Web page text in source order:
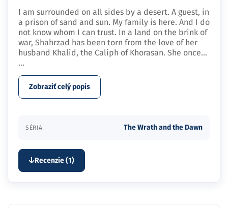
I am surrounded on all sides by a desert. A guest, in
a prison of sand and sun. My family is here. And I do
not know whom I can trust. In a land on the brink of
war, Shahrzad has been torn from the love of her
husband Khalid, the Caliph of Khorasan. She once…
...
Zobraziť celý popis
SÉRIA The Wrath and the Dawn
Recenzie (1)